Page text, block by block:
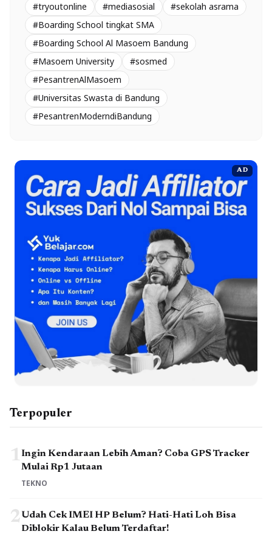
#tryoutonline #mediasosial
#sekolah asrama
#Boarding School tingkat SMA
#Boarding School Al Masoem Bandung
#Masoem University
#sosmed
#PesantrenAlMasoem
#Universitas Swasta di Bandung
#PesantrenModerndiBandung
AD
Terpopuler
1Ingin Kendaraan Lebih Aman? Coba GPS Tracker
Mulai Rp1 Jutaan
TEKNO
2Udah Cek IMEI HP Belum? Hati-Hati Loh Bisa
Diblokir Kalau Belum Terdaftar!